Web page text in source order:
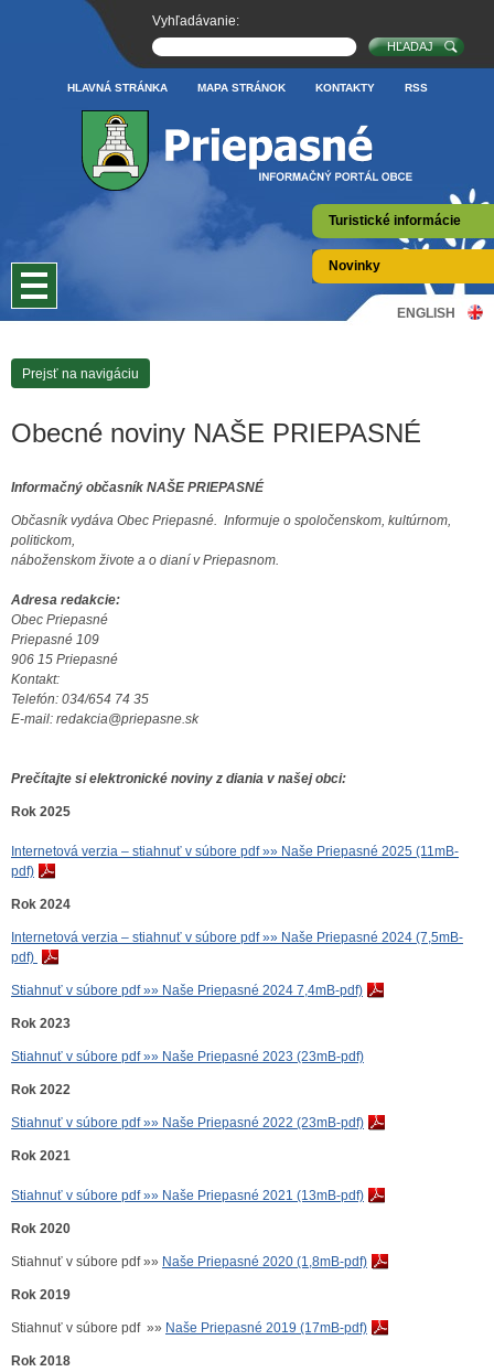
Turistické informácie
Novinky
HLAVNÁ STRÁNKA MAPA STRÁNOK KONTAKTY RSS
Vyhľadávanie:
ENGLISH
Prejsť na navigáciu
Obecné noviny NAŠE PRIEPASNÉ
Informačný občasník NAŠE PRIEPASNÉ
Občasník vydáva Obec Priepasné. Informuje o spoločenskom, kultúrnom,
politickom,
náboženskom živote a o dianí v Priepasnom.
Adresa redakcie:
Obec Priepasné
Priepasné 109
906 15 Priepasné
Kontakt:
Telefón: 034/654 74 35
E-mail: redakcia@priepasne.sk
Prečítajte si elektronické noviny z diania v našej obci:
Rok 2025
Internetová verzia – stiahnuť v súbore pdf »» Naše Priepasné 2025 (11mB-
pdf)
Rok 2024
Internetová verzia – stiahnuť v súbore pdf »» Naše Priepasné 2024 (7,5mB-
pdf)
Stiahnuť v súbore pdf »» Naše Priepasné 2024 7,4mB-pdf)
Rok 2023
Stiahnuť v súbore pdf »» Naše Priepasné 2023 (23mB-pdf)
Rok 2022
Stiahnuť v súbore pdf »» Naše Priepasné 2022 (23mB-pdf)
Rok 2021
Stiahnuť v súbore pdf »» Naše Priepasné 2021 (13mB-pdf)
Rok 2020
Stiahnuť v súbore pdf »» Naše Priepasné 2020 (1,8mB-pdf)
Rok 2019
Stiahnuť v súbore pdf »» Naše Priepasné 2019 (17mB-pdf)
Rok 2018